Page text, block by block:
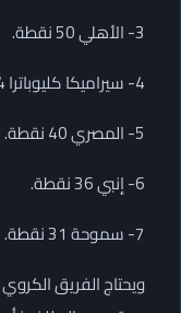
3- الأهلي 50 نقطة.
4- سيراميكا كليوباترا 44 نقطة.
5- المصري 40 نقطة.
6- إنبي 36 نقطة.
7- سموحة 31 نقطة.
ويحتاج الفريق